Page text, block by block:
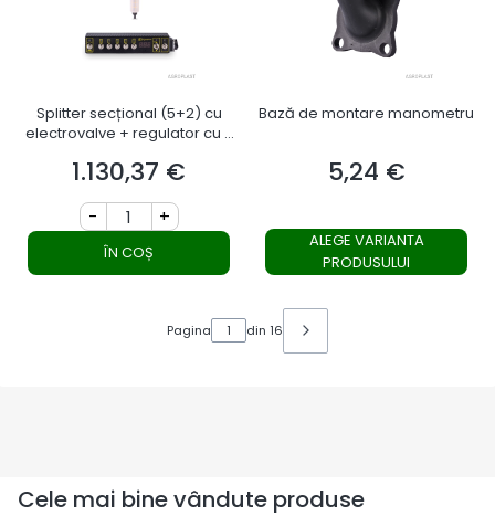
Splitter secțional (5+2) cu
electrovalve + regulator cu 5
Preț
1.130,37 €
- +
ÎN COȘ
Bază de montare manometru
Preț
5,24 €
ALEGE VARIANTA
PRODUSULUI
Pagina din 16
Cele mai bine vândute produse